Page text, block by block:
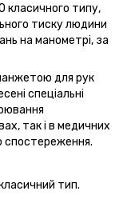
класичного типу,
тиску людини
на манометрі, за
для рук
спеціальні
так і в медичних
спостереження.
тип.